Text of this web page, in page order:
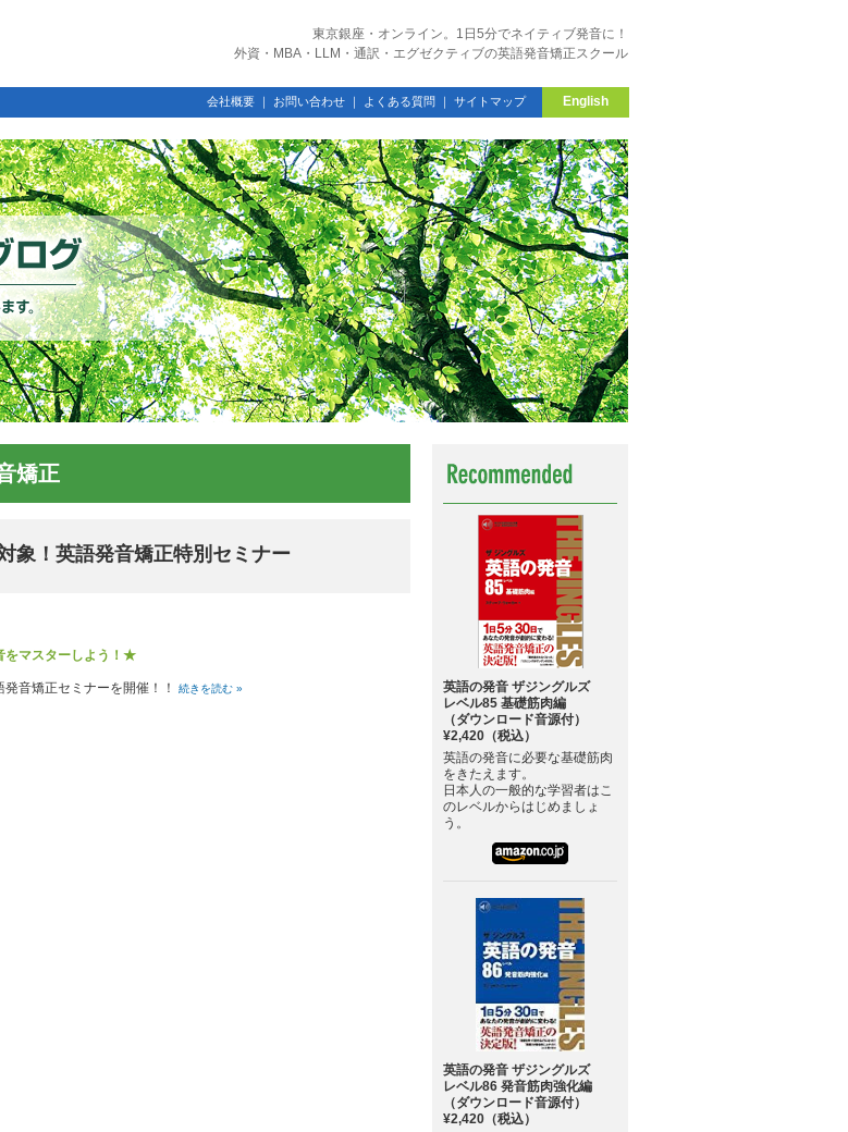
東京銀座・オンライン。1日5分でネイティブ発音に！
外資・MBA・LLM・通訳・エグゼクティブの英語発音矯正スクール
会社概要 ｜ お問い合わせ ｜ よくある質問 ｜ サイトマップ English
矯正
象！英語発音矯正特別セミナー
をマスターしよう！★
音矯正セミナーを開催！！ 続きを読む »
英語の発音 ザジングルズ
レベル85 基礎筋肉編
（ダウンロード音源付）
¥2,420（税込）
英語の発音に必要な基礎筋肉
をきたえます。
日本人の一般的な学習者はこ
のレベルからはじめましょ
う。
英語の発音 ザジングルズ
レベル86 発音筋肉強化編
（ダウンロード音源付）
¥2,420（税込）